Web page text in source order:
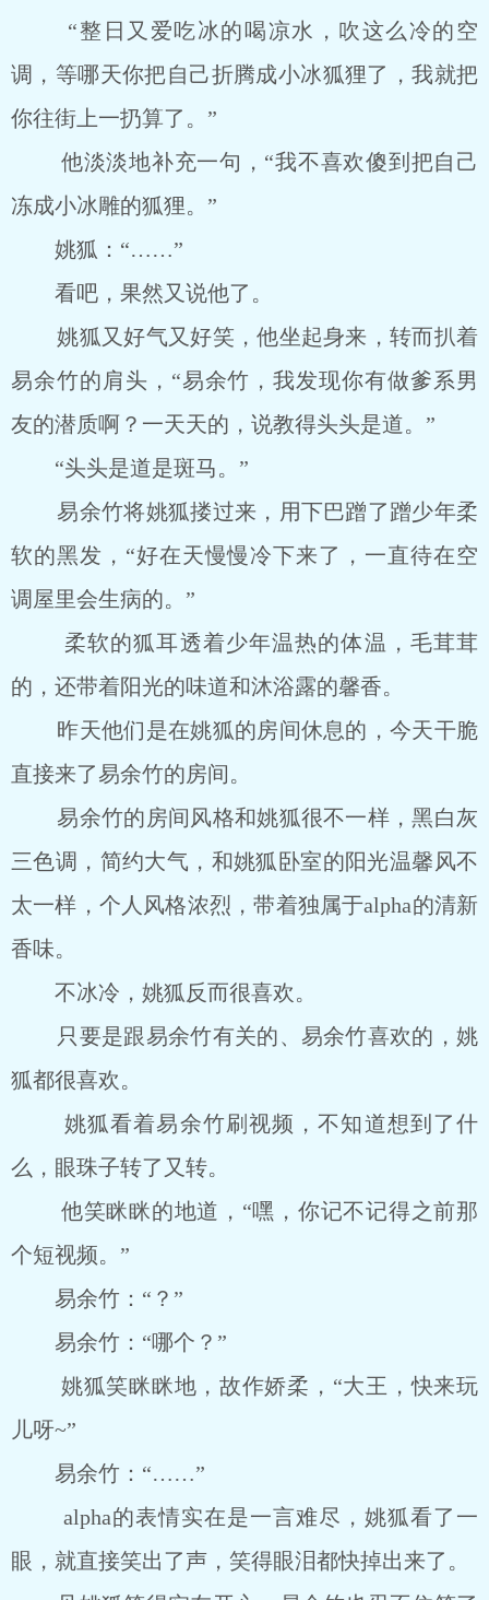
“整日又爱吃冰的喝凉水，吹这么冷的空
调，等哪天你把自己折腾成小冰狐狸了，我就把
你往街上一扔算了。”
他淡淡地补充一句，“我不喜欢傻到把自己
冻成小冰雕的狐狸。”
姚狐：“……”
看吧，果然又说他了。
姚狐又好气又好笑，他坐起身来，转而扒着
易余竹的肩头，“易余竹，我发现你有做爹系男
友的潜质啊？一天天的，说教得头头是道。”
“头头是道是斑马。”
易余竹将姚狐搂过来，用下巴蹭了蹭少年柔
软的黑发，“好在天慢慢冷下来了，一直待在空
调屋里会生病的。”
柔软的狐耳透着少年温热的体温，毛茸茸
的，还带着阳光的味道和沐浴露的馨香。
昨天他们是在姚狐的房间休息的，今天干脆
直接来了易余竹的房间。
易余竹的房间风格和姚狐很不一样，黑白灰
三色调，简约大气，和姚狐卧室的阳光温馨风不
太一样，个人风格浓烈，带着独属于alpha的清新
香味。
不冰冷，姚狐反而很喜欢。
只要是跟易余竹有关的、易余竹喜欢的，姚
狐都很喜欢。
姚狐看着易余竹刷视频，不知道想到了什
么，眼珠子转了又转。
他笑眯眯的地道，“嘿，你记不记得之前那
个短视频。”
易余竹：“？”
易余竹：“哪个？”
姚狐笑眯眯地，故作娇柔，“大王，快来玩
儿呀~”
易余竹：“……”
alpha的表情实在是一言难尽，姚狐看了一
眼，就直接笑出了声，笑得眼泪都快掉出来了。